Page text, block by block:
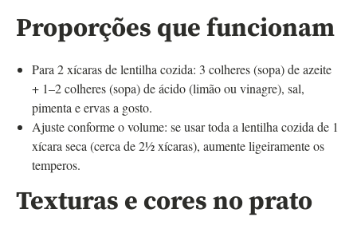
Proporções que funcionam
Para 2 xícaras de lentilha cozida: 3 colheres (sopa) de azeite
+ 1–2 colheres (sopa) de ácido (limão ou vinagre), sal,
pimenta e ervas a gosto.
Ajuste conforme o volume: se usar toda a lentilha cozida de 1
xícara seca (cerca de 2½ xícaras), aumente ligeiramente os
temperos.
Texturas e cores no prato